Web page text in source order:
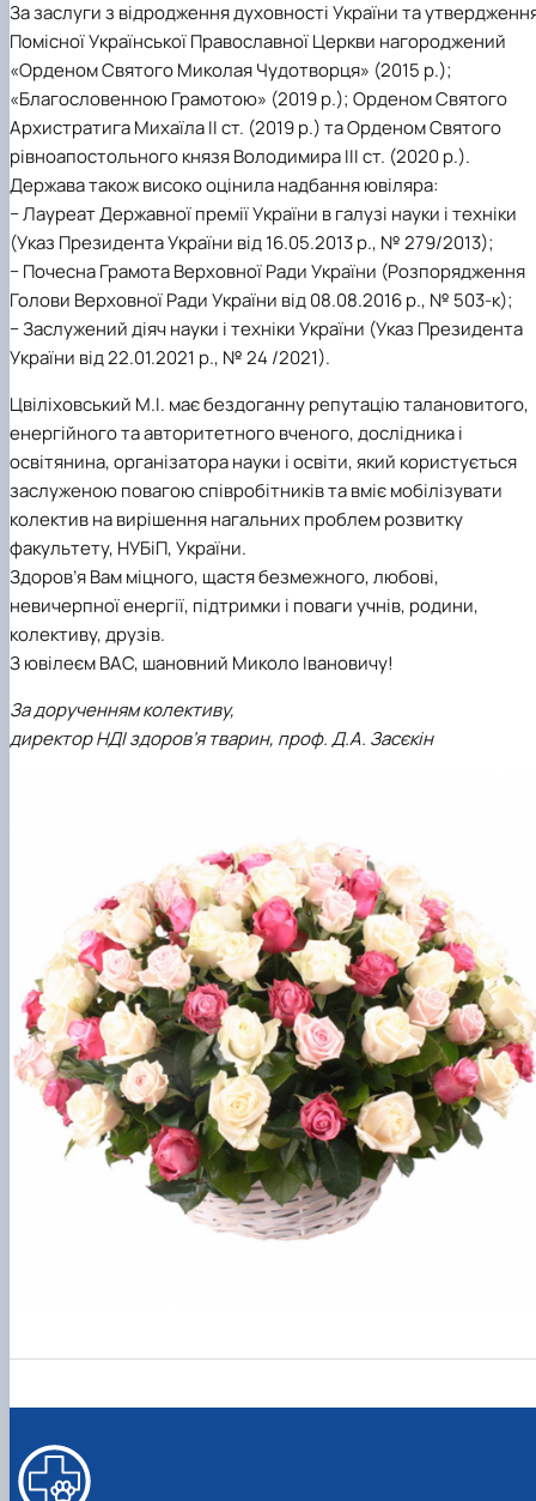
За заслуги з відродження духовності України та
Помісної Української Православної Церкви нагороджений
«Орденом Святого Миколая Чудотворця» (2015 р.);
«Благословенною Грамотою» (2019 р.); Орденом Святого
Архистратига Михаїла II ст. (2019 р.) та Орденом Святого
рівноапостольного князя Володимира III ст. (2020 р.).
Держава також високо оцінила надбання ювіляра:
− Лауреат Державної премії України в галузі науки і техніки
(Указ Президента України від 16.05.2013 р., № 279/2013);
− Почесна Грамота Верховної Ради України (Розпорядження
Голови Верховної Ради України від 08.08.2016 р., № 503-к);
− Заслужений діяч науки і техніки України (Указ Президента
України від 22.01.2021 р., № 24 /2021).
Цвіліховський М.І. має бездоганну репутацію талановитого,
енергійного та авторитетного вченого, дослідника і
освітянина, організатора науки і освіти, який користується
заслуженою повагою співробітників та вміє мобілізувати
колектив на вирішення нагальних проблем розвитку
факультету, НУБіП, України.
Здоров’я Вам міцного, щастя безмежного, любові,
невичерпної енергії, підтримки і поваги учнів, родини,
колективу, друзів.
З ювілеєм ВАС, шановний Миколо Івановичу!
За дорученням колективу,
директор НДІ здоров’я тварин, проф. Д.А. Засєкін